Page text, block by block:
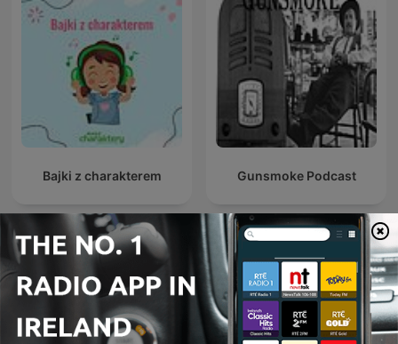
Bajki z charakterem Gunsmoke Podcast